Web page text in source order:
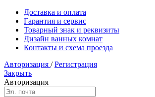
Доставка и оплата
Гарантия и сервис
Товарный знак и реквизиты
Дизайн ванных комнат
Контакты и схема проезда
Авторизация / Регистрация
Закрыть
Авторизация